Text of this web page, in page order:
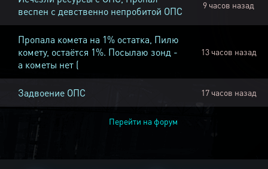
веспен с девственно непробитой ОПС
9 часов назад
Пропала комета на 1% остатка, Пилю
комету, остаётся 1%. Посылаю зонд -
а кометы нет (
13 часов назад
Задвоение ОПС 17 часов назад
Перейти на форум